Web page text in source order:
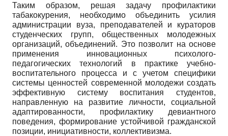
Таким образом, решая задачу профилактики
табакокурения, необходимо объединить усилия
администрации вуза, преподавателей и кураторов
студенческих групп, общественных молодежных
организаций, объединений. Это позволит на основе
применения инновационных психолого-
педагогических технологий в практике учебно-
воспитательного процесса и с учетом специфики
системы ценностей современной молодежи создать
эффективную систему воспитания студентов,
направленную на развитие личности, социальной
адаптированности, профилактику девиантного
поведения, формирование устойчивой гражданской
позиции, инициативности, коллективизма.